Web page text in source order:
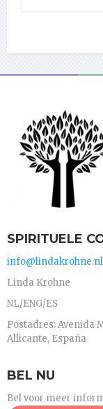
SPIRITUELE
info@lindakrohne.nl
Linda Krohne
NL/ENG/ES
Postadres: Avenida
Allicante, España
BEL NU
Bel voor meer